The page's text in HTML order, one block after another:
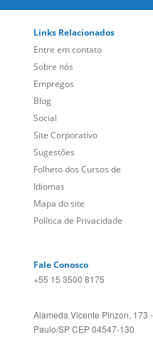
Links Relacionados
Entre em contato
Sobre nós
Empregos
Blog
Social
Site Corporativo
Sugestões
Folheto dos Cursos de
Idiomas
+55 15 3500 8175